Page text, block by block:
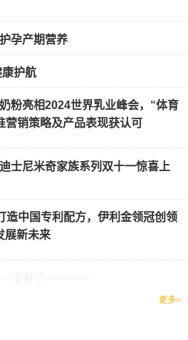
孕产期营养
护航
粉亮相2024世界乳业峰会，“体育
营销策略及产品表现获认可
士尼米奇家族系列双十一惊喜上
造中国专利配方，伊利金领冠创领
展新未来
更多>